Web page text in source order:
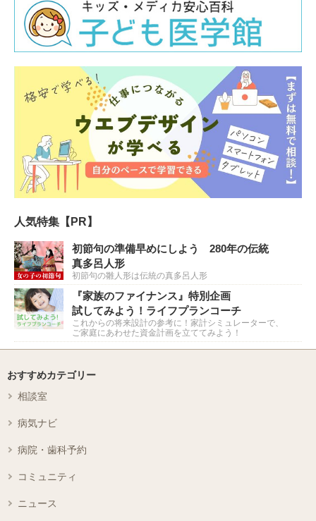
人気特集【PR】
初節句の準備早めにしよう 280年の伝統
真多呂人形
初節句の雛人形は伝統の真多呂人形
『家族のファイナンス』特別企画
試してみよう！ライフプランコーチ
これからの将来設計の参考に！家計シミュレーターで、
ご家庭にあわせた資金計画を立ててみよう！
おすすめカテゴリー
相談室
病気ナビ
病院・歯科予約
コミュニティ
ニュース